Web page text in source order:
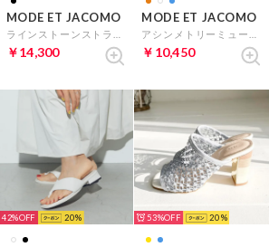
MODE ET JACOMO
￥14,300
MODE ET JACOMO
￥10,450
42% 20 53% 20